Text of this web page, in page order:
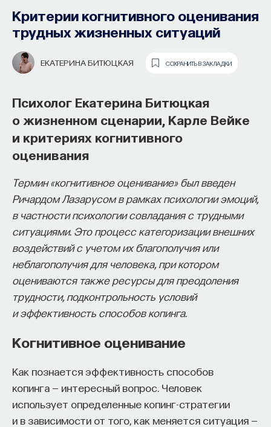
Критерии когнитивного оценивания
трудных жизненных ситуаций
ЕКАТЕРИНА БИТЮЦКАЯ СОХРАНИТЬ В ЗАКЛАДКИ
Психолог Екатерина Битюцкая
о жизненном сценарии, Карле Вейке
и критериях когнитивного
оценивания
Термин «когнитивное оценивание» был введен
Ричардом Лазарусом в рамках психологии эмоций,
в частности психологии совладания с трудными
ситуациями. Это процесс категоризации внешних
воздействий с учетом их благополучия или
неблагополучия для человека, при котором
оцениваются также ресурсы для преодоления
трудности, подконтрольность условий
и эффективность способов копинга.
Когнитивное оценивание
Как познается эффективность способов
копинга — интересный вопрос. Человек
использует определенные копинг-стратегии
и в зависимости от того, как меняется ситуация —
образования и рынок труда —
«Мыслить как учёный» #57
СОХРАНИТЬ В ЗАКЛАДКИ
Зачем университету длинный
горизонт планирования и как
ИИ меняет саму организацию
мышления и обучения
В новом эпизоде «Мыслить как ученый»
Максутов
беседует с
о том,
высшее образование нельзя сводить к быстрой
подготовке под нужды рынка.
Они обсуждают, как университеты выбирают
собственное будущее, почему результаты
образования раскрываются на длинной дистанции,
и что на самом деле должен уметь студент,
как использовать его для диалога, и зачем
университету учить не только знаниям, но и самой
практике мышления и коммуникации.
Базовые понятия, объясняющие
и принципы работы
нейромедиаторов
Нейрон
Клетка мозга, которая принимает, хранит
и передает информацию с помощью химических
сигналов и электрических импульсов. Головной
мозг человека состоит примерно из 90
с другом при помощи отростков (аксонов
Дендриты